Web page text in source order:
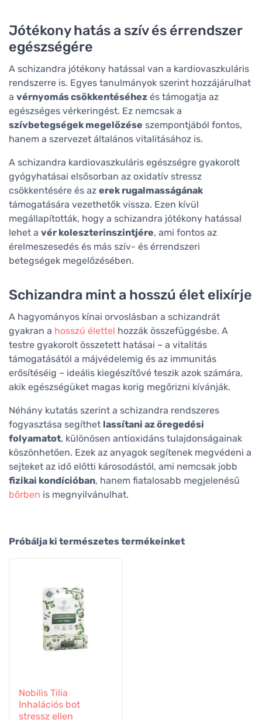
Jótékony hatás a szív és érrendszer
egészségére
A schizandra jótékony hatással van a kardiovaszkuláris
rendszerre is. Egyes tanulmányok szerint hozzájárulhat
a vérnyomás csökkentéséhez és támogatja az
egészséges vérkeringést. Ez nemcsak a
szívbetegségek megelőzése szempontjából fontos,
hanem a szervezet általános vitalitásához is.
A schizandra kardiovaszkuláris egészségre gyakorolt
gyógyhatásai elsősorban az oxidatív stressz
csökkentésére és az erek rugalmasságának
támogatására vezethetők vissza. Ezen kívül
megállapították, hogy a schizandra jótékony hatással
lehet a vér koleszterinszintjére, ami fontos az
érelmeszesedés és más szív- és érrendszeri
betegségek megelőzésében.
Schizandra mint a hosszú élet elixírje
A hagyományos kínai orvoslásban a schizandrát
gyakran a hosszú élettel hozzák összefüggésbe. A
testre gyakorolt összetett hatásai – a vitalitás
támogatásától a májvédelemig és az immunitás
erősítéséig – ideális kiegészítővé teszik azok számára,
akik egészségüket magas korig megőrizni kívánják.
Néhány kutatás szerint a schizandra rendszeres
fogyasztása segíthet lassítani az öregedési
folyamatot, különösen antioxidáns tulajdonságainak
köszönhetően. Ezek az anyagok segítenek megvédeni a
sejteket az idő előtti károsodástól, ami nemcsak jobb
fizikai kondícióban, hanem fiatalosabb megjelenésű
bőrben is megnyilvánulhat.
Próbálja ki természetes termékeinket
Nobilis Tilia
Inhalációs bot
stressz ellen